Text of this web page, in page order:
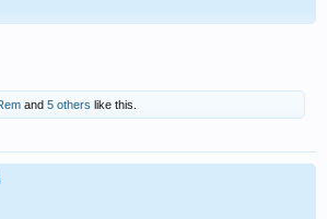
and 5 others like this.